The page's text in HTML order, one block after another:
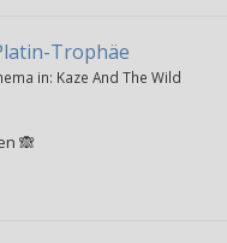
Trophäe
in: Kaze And The Wild
🙈